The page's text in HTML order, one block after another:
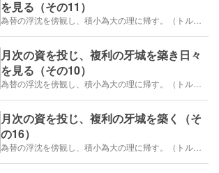
を見る（その11）
月次の資を投じ、複利の牙城を築き日々
を見る（その10）
月次の資を投じ、複利の牙城を築く（そ
の16）